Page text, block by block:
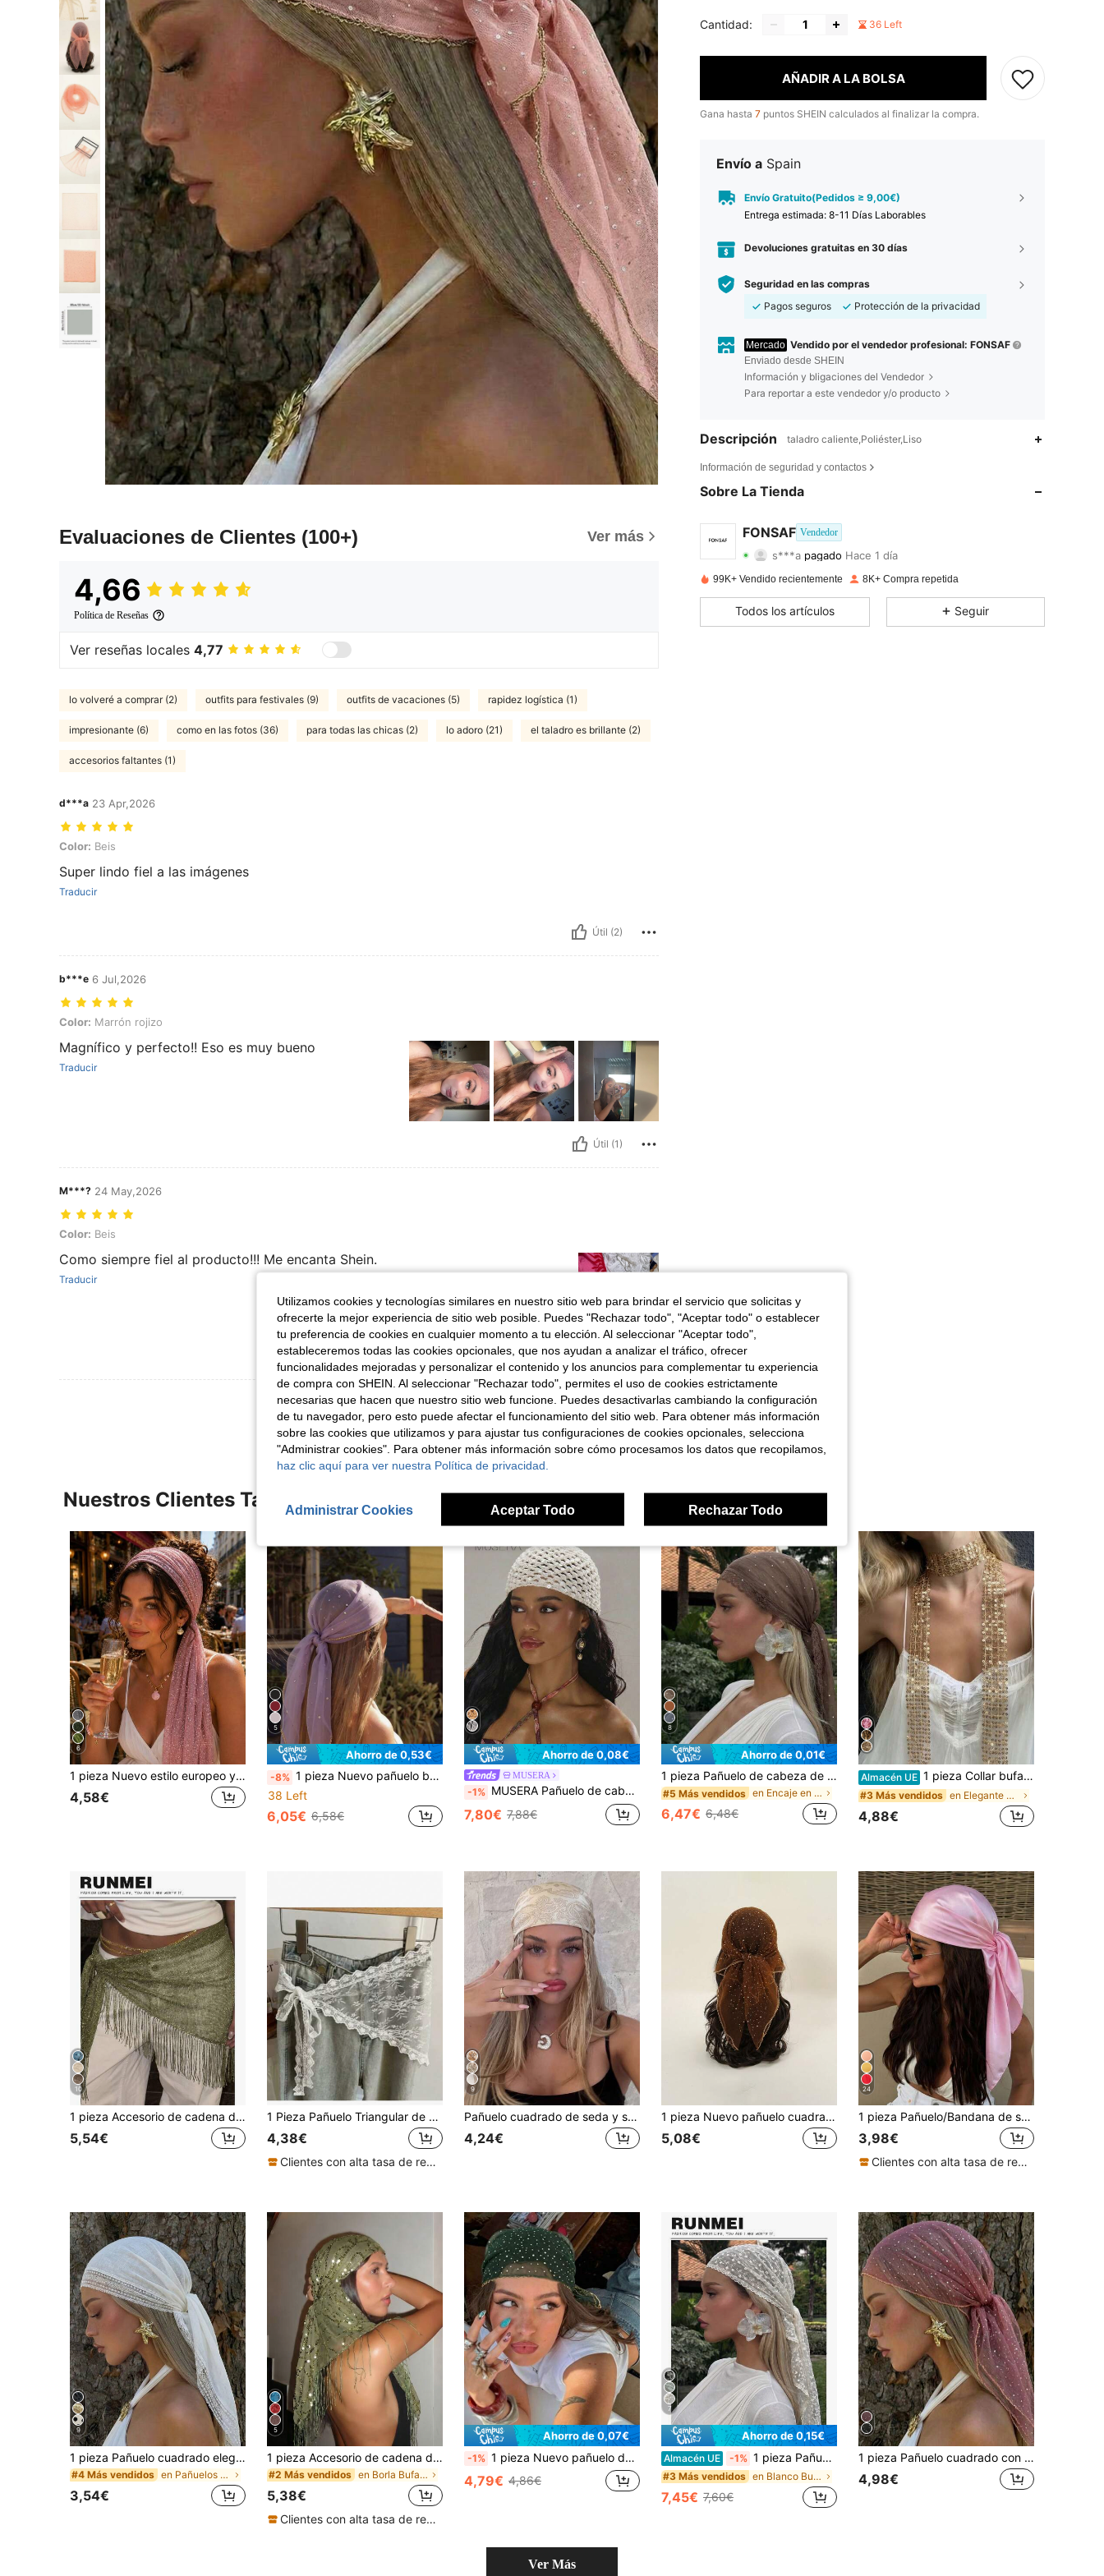
Evaluaciones de Clientes (100+) Ver más
4,66
Política de Reseñas
Ver reseñas locales 4,77
lo volveré a comprar (2) outfits para festivales (9) outfits de vacaciones (5) rapidez logística (1)
impresionante (6) como en las fotos (36) para todas las chicas (2) lo adoro (21) el taladro es brillante (2)
accesorios faltantes (1)
d***a 23 Apr,2026
Color: Beis
Color: Beis
Super lindo fiel a las imágenes
Traducir
Útil (2)
b***e 6 Jul,2026
Color: Marrón rojizo
Color: Marrón rojizo
Magnífico y perfecto!! Eso es muy bueno
Traducir
Útil (1)
M***? 24 May,2026
Color: Beis
Color: Beis
Como siempre fiel al producto!!! Me encanta Shein.
Traducir
Útil (1)
Ver Más Reseñas
Cantidad: 36 Left
AÑADIR A LA BOLSA
Gana hasta 7 puntos SHEIN calculados al finalizar la compra.
Envío a Spain
Envío Gratuito(Pedidos ≥ 9,00€)
Entrega estimada: 8-11 Días Laborables
Devoluciones gratuitas en 30 días
Seguridad en las compras
Pagos seguros
Protección de la privacidad
Mercado Vendido por el vendedor profesional: FONSAF
Enviado desde SHEIN
Información y bligaciones del Vendedor
Para reportar a este vendedor y/o producto
Descripción taladro caliente,Poliéster,Liso
Información de seguridad y contactos
Sobre La Tienda
FONSAF Vendedor
4,86 313
s***a pagado Hace 1 día
99K+ Vendido recientemente 8K+ Compra repetida
Todos los artículos Seguir
Nuestros Clientes También Vieron
6
1 pieza Nuevo estilo europeo y americano Diadema con lentejuelas cruzadas, Pañuelo bohemio para la cabeza, Chal para el otoño
4,58€
5
Ahorro de 0,53€
-8% 1 pieza Nuevo pañuelo bordado de moda, accesorio de uso diario popular para mujeres, playa, vacaciones, esencial para viajar
38 Left
6,05€ 6,58€
Ahorro de 0,08€
MUSERA
-1% MUSERA Pañuelo de cabeza con nudo y lentejuelas a ganchillo, ideal para primavera, verano, playa, festivales y uso diario
7,80€ 7,88€
8
Ahorro de 0,01€
1 pieza Pañuelo de cabeza de mujer de verano de unicolor con encaje, flores, strass y lentejuelas, accesorio de cabeza de estilo bohemio de lujo, para uso diario, boda
#5 Más vendidos en Encaje en contraste Bufandas y accesorios de bu
6,47€ 6,48€
Almacén UE 1 pieza Collar bufanda de encaje floral con lentejuelas doradas, bufanda gargantilla con borlas largas, accesorio de collar estilo bohemio brillante para mujer, para fiesta
#3 Más vendidos en Elegante Bufandas y accesorios de bufanda para
4,88€
10
1 pieza Accesorio de cadena de cintura y pañuelo de cadera para baile jazz y calle de verano en la playa, pañuelo triangular con lentejuelas y flecos, cinturón de cintura versátil
5,54€
1 Pieza Pañuelo Triangular de Encaje, Delantal de Cintura de Moda, Decoración de Encaje para Mujer Primavera y Verano, Adecuado para Falda de Viento Puro
4,38€
Clientes con alta tasa de repetición
9
Pañuelo cuadrado de seda y satén con estampado paisley color blanco roto de 70*70cm para mujer, pañuelo versátil, sedoso y transpirable, se puede usar como pañuelo para la cabeza / chal / diadema / decoración de bolso, adecuado para uso diario / ir al trabajo / vacaciones
4,24€
1 pieza Nuevo pañuelo cuadrado de poliéster con rhinestones, pañuelo de gasa elegante y versátil de moda para mujer de 80cm, pañuelo para la cabeza, accesorio, toalla de playa
5,08€
24
1 pieza Pañuelo/Bandana de satén rosa sólido de estilo casual para mujer, accesorio de pelo minimalista para primavera/verano, adecuado para vacaciones, fiestas en la playa y moda callejera
3,98€
Clientes con alta tasa de repetición
9
1 pieza Pañuelo cuadrado elegante de unicolor con ribete de encaje para mujer, versátil para usar como tocado, chal y accesorio para el cabello, adecuado como accesorio de moda casual para el verano, la playa y las vacaciones
#4 Más vendidos en Pañuelos para la cabeza para mujer
3,54€
5
1 pieza Accesorio de cadena de cintura y pañuelo de cadera para baile de jazz y baile callejero de verano en la playa, pañuelo triangular con lentejuelas y flecos, cinturón de cintura multifuncional
#2 Más vendidos en Borla Bufandas
5,38€
Clientes con alta tasa de repetición
Ahorro de 0,07€
-1% 1 pieza Nuevo pañuelo de mujer con diamantes de imitación, pañuelo de cabeza brillante, turbante, chal, playa, vacaciones, accesorios, esencial de viaje
4,79€ 4,86€
7
Ahorro de 0,15€
Almacén UE -1% 1 pieza Pañuelo de cabeza elegante de unicolor con encaje floral para mujer, estilo bohemio de lujo Hijab/Chal, adecuado para uso diario, boda, vacaciones de verano en la playa
#3 Más vendidos en Blanco Bufandas de mujer
7,45€ 7,60€
1 pieza Pañuelo cuadrado con pedrería roja, envoltura de cabeza para cosplay de pirata, accesorio de atuendo de Halloween, decoración de estilo para festival renacentista, accesorio fotográfico para boda, fiesta de cumpleaños, adecuado para conciertos, fiestas temáticas de carnaval, uso diario y vacaciones, accesorio para el cabello de mujer
4,98€
Ver Más
Utilizamos cookies y tecnologías similares en nuestro sitio web para brindar el servicio que solicitas y
ofrecerte la mejor experiencia de sitio web posible. Puedes "Rechazar todo", "Aceptar todo" o establecer
tu preferencia de cookies en cualquier momento a tu elección. Al seleccionar "Aceptar todo",
estableceremos todas las cookies opcionales, que nos ayudan a analizar el tráfico, ofrecer
funcionalidades mejoradas y personalizar el contenido y los anuncios para complementar tu experiencia
de compra con SHEIN. Al seleccionar "Rechazar todo", permites el uso de cookies estrictamente
necesarias que hacen que nuestro sitio web funcione. Puedes desactivarlas cambiando la configuración
de tu navegador, pero esto puede afectar el funcionamiento del sitio web. Para obtener más información
sobre las cookies que utilizamos y para ajustar tus configuraciones de cookies opcionales, selecciona
"Administrar cookies". Para obtener más información sobre cómo procesamos los datos que recopilamos,
haz clic aquí para ver nuestra Política de privacidad.
Administrar Cookies Aceptar Todo Rechazar Todo